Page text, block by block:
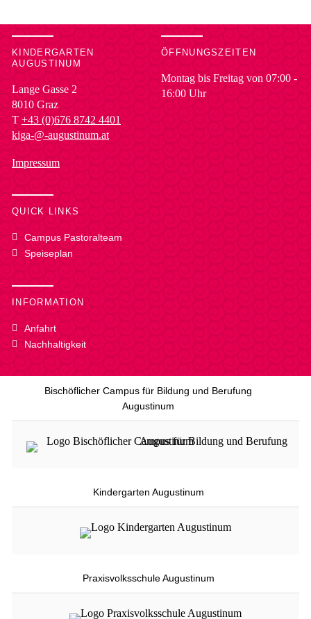
KINDERGARTEN
AUGUSTINUM
Lange Gasse 2
8010 Graz
T +43 (0)676 8742 4401
kiga-@-augustinum.at
Impressum
ÖFFNUNGSZEITEN
Montag bis Freitag von 07:00 -
16:00 Uhr
QUICK LINKS
Campus Pastoralteam
Speiseplan
INFORMATION
Anfahrt
Nachhaltigkeit
Bischöflicher Campus für Bildung und Berufung
Augustinum
Kindergarten Augustinum
Praxisvolksschule Augustinum